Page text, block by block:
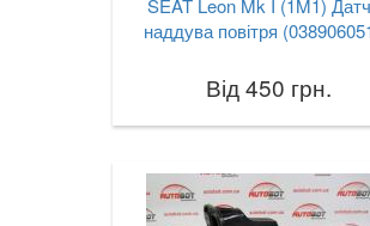
SEAT Leon Mk I (1M1)
наддува повітря
Від 450 грн.